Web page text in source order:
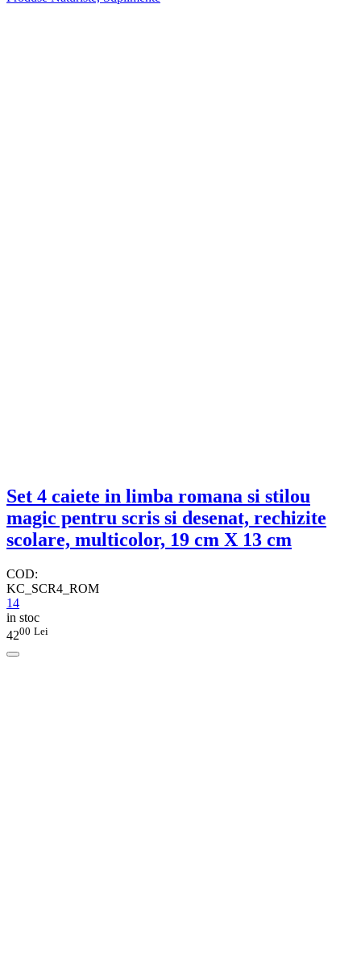
Set 4 caiete in limba romana si stilou
magic pentru scris si desenat, rechizite
scolare, multicolor, 19 cm X 13 cm
COD:
KC_SCR4_ROM
14
in stoc
4200 Lei